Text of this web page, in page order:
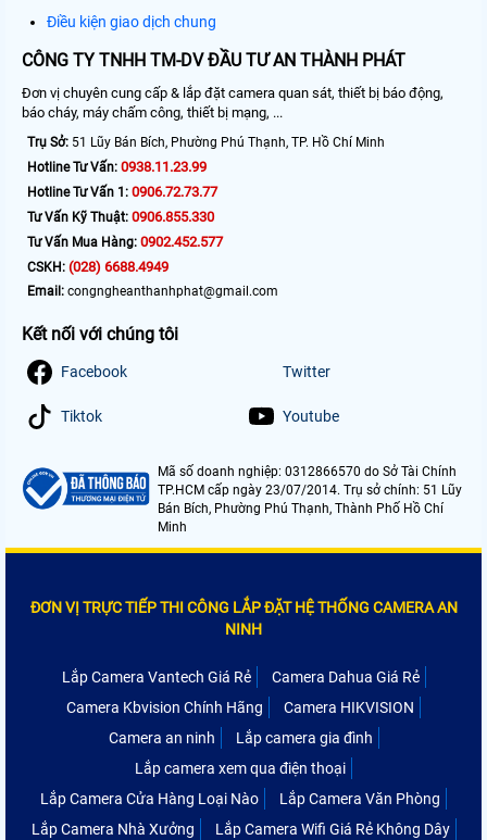
Điều kiện giao dịch chung
CÔNG TY TNHH TM-DV ĐẦU TƯ AN THÀNH PHÁT
Đơn vị chuyên cung cấp & lắp đặt camera quan sát, thiết bị báo động,
báo cháy, máy chấm công, thiết bị mạng, ...
Trụ Sở: 51 Lũy Bán Bích, Phường Phú Thạnh, TP. Hồ Chí Minh
Hotline Tư Vấn: 0938.11.23.99
Hotline Tư Vấn 1: 0906.72.73.77
Tư Vấn Kỹ Thuật: 0906.855.330
Tư Vấn Mua Hàng: 0902.452.577
CSKH: (028) 6688.4949
Email: congngheanthanhphat@gmail.com
Kết nối với chúng tôi
Facebook Twitter
Tiktok Youtube
Mã số doanh nghiệp: 0312866570 do Sở Tài Chính
TP.HCM cấp ngày 23/07/2014. Trụ sở chính: 51 Lũy
Bán Bích, Phường Phú Thạnh, Thành Phố Hồ Chí
Minh
ĐƠN VỊ TRỰC TIẾP THI CÔNG LẮP ĐẶT HỆ THỐNG CAMERA AN
NINH
Lắp Camera Vantech Giá Rẻ
Camera Dahua Giá Rẻ
Camera Kbvision Chính Hãng
Camera HIKVISION
Camera an ninh
Lắp camera gia đình
Lắp camera xem qua điện thoại
Lắp Camera Cửa Hàng Loại Nào
Lắp Camera Văn Phòng
Lắp Camera Nhà Xưởng
Lắp Camera Wifi Giá Rẻ Không Dây